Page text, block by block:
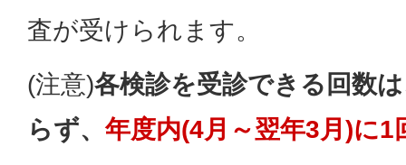
査が受けられます。
(注意)各検診を受診できる回数
らず、 年度内(4月～翌年3月)に1